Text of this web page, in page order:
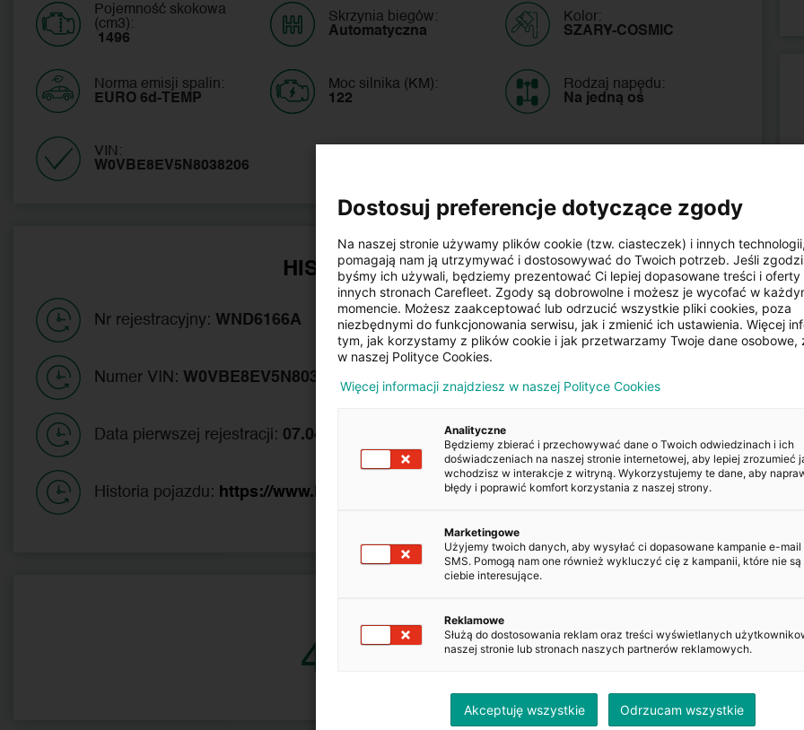
Pojemność skokowa
(cm3):
1496
Skrzynia biegów:
Automatyczna
Kolor:
SZARY-COSMIC
Norma emisji spalin:
EURO 6d-TEMP
Moc silnika (KM):
122
Rodzaj napędu:
Na jedną oś
VIN:
W0VBE8EV5N8038206
HISTORIA POJAZDU
Nr rejestracyjny: WND6166A Kopiuj
Numer VIN: W0VBE8EV5N8038206
Data pierwszej rejestracji: 07.04.2022
Historia pojazdu: https://www.historiapojazdu.gov.pl
48 400 PLN
Dostosuj preferencje dotyczące zgody
Na naszej stronie używamy plików cookie (tzw. ciasteczek) i innych
pomagają nam ją utrzymywać i dostosowywać do Twoich potrzeb. Jeśli
byśmy ich używali, będziemy prezentować Ci lepiej dopasowane treści i oferty
innych stronach Carefleet. Zgody są dobrowolne i możesz je wycofać w
momencie. Możesz zaakceptować lub odrzucić wszystkie pliki cookies, poza
niezbędnymi do funkcjonowania serwisu, jak i zmienić ich ustawienia. Więcej
tym, jak korzystamy z plików cookie i jak przetwarzamy Twoje dane osobowe,
w naszej Polityce Cookies.
Więcej informacji znajdziesz w naszej Polityce Cookies
Analityczne
Będziemy zbierać i przechowywać dane o Twoich odwiedzinach i ich
doświadczeniach na naszej stronie internetowej, aby lepiej zrozumieć
wchodzisz w interakcje z witryną. Wykorzystujemy te dane, aby
błędy i poprawić komfort korzystania z naszej strony.
Marketingowe
Użyjemy twoich danych, aby wysyłać ci dopasowane kampanie e-mail
SMS. Pomogą nam one również wykluczyć cię z kampanii, które nie są
ciebie interesujące.
Reklamowe
Służą do dostosowania reklam oraz treści wyświetlanych
naszej stronie lub stronach naszych partnerów reklamowych.
Akceptuję wszystkie Odrzucam wszystkie